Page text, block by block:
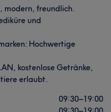
modern, freundlich.
und
Hochwertige
kostenlose Getränke,
erlaubt.
09:30–19:00